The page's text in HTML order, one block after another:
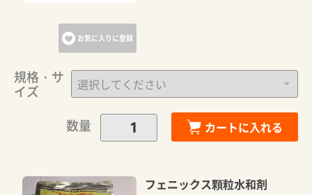
お気に入りに登録
規格・サ
イズ
数量
カートに入れる
フェニックス顆粒水和剤